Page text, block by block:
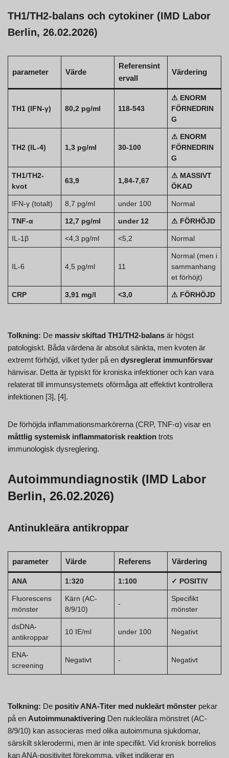
TH1/TH2-balans och cytokiner (IMD Labor
Berlin, 26.02.2026)
parameter Värde
Referensint
ervall
Värdering
TH1 (IFN-γ) 80,2 pg/ml 118-543
⚠ ENORM
FÖRNEDRIN
G
TH2 (IL-4) 1,3 pg/ml 30-100
⚠ ENORM
FÖRNEDRIN
G
TH1/TH2-
kvot
63,9 1,84-7,67
⚠ MASSIVT
ÖKAD
IFN-γ (totalt) 8,7 pg/ml under 100 Normal
TNF-α 12,7 pg/ml under 12 ⚠ FÖRHÖJD
IL-1β <4,3 pg/ml <5,2 Normal
IL-6 4,5 pg/ml 11
Normal (men i
sammanhang
et förhöjt)
CRP 3,91 mg/l <3,0 ⚠ FÖRHÖJD
Tolkning: De massiv skiftad TH1/TH2-balans är högst
patologiskt. Båda värdena är absolut sänkta, men kvoten är
extremt förhöjd, vilket tyder på en dysreglerat immunförsvar
hänvisar. Detta är typiskt för kroniska infektioner och kan vara
relaterat till immunsystemets oförmåga att effektivt kontrollera
infektionen [3], [4].
De förhöjda inflammationsmarkörerna (CRP, TNF-α) visar en
måttlig systemisk inflammatorisk reaktion trots
immunologisk dysreglering.
Autoimmundiagnostik (IMD Labor
Berlin, 26.02.2026)
Antinukleära antikroppar
parameter Värde Referens Värdering
ANA 1:320 1:100 ✓ POSITIV
Fluorescens
mönster
Kärn (AC-
8/9/10)
-
Specifikt
mönster
dsDNA-
antikroppar
10 IE/ml under 100 Negativt
ENA-
screening
Negativt - Negativt
Tolkning: De positiv ANA-Titer med nukleärt mönster pekar
på en Autoimmunaktivering Den nukleolära mönstret (AC-
8/9/10) kan associeras med olika autoimmuna sjukdomar,
särskilt sklerodermi, men är inte specifikt. Vid kronisk borrelios
kan ANA-positivitet förekomma, vilket indikerar en